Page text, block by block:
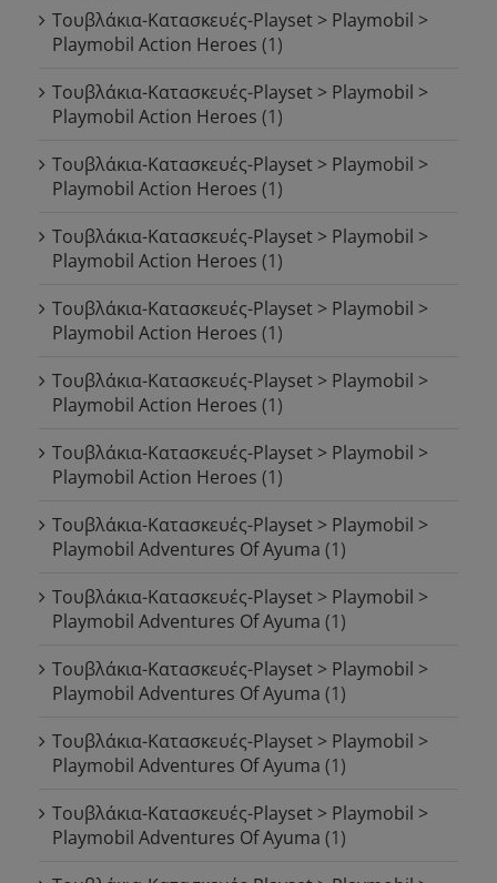
Τουβλάκια-Κατασκευές-Playset > Playmobil >
Playmobil Action Heroes (1)
Τουβλάκια-Κατασκευές-Playset > Playmobil >
Playmobil Action Heroes (1)
Τουβλάκια-Κατασκευές-Playset > Playmobil >
Playmobil Action Heroes (1)
Τουβλάκια-Κατασκευές-Playset > Playmobil >
Playmobil Action Heroes (1)
Τουβλάκια-Κατασκευές-Playset > Playmobil >
Playmobil Action Heroes (1)
Τουβλάκια-Κατασκευές-Playset > Playmobil >
Playmobil Action Heroes (1)
Τουβλάκια-Κατασκευές-Playset > Playmobil >
Playmobil Action Heroes (1)
Τουβλάκια-Κατασκευές-Playset > Playmobil >
Playmobil Adventures Of Ayuma (1)
Τουβλάκια-Κατασκευές-Playset > Playmobil >
Playmobil Adventures Of Ayuma (1)
Τουβλάκια-Κατασκευές-Playset > Playmobil >
Playmobil Adventures Of Ayuma (1)
Τουβλάκια-Κατασκευές-Playset > Playmobil >
Playmobil Adventures Of Ayuma (1)
Τουβλάκια-Κατασκευές-Playset > Playmobil >
Playmobil Adventures Of Ayuma (1)